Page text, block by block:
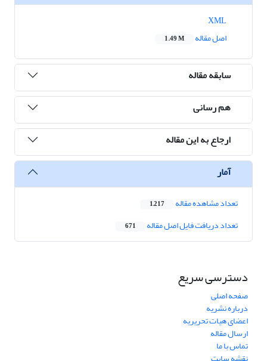
اصل مقاله
1.49 M
سابقه مقاله
هم رسانی
ارجاع به این مقاله
آمار
تعداد مشاهده مقاله 1,217
تعداد دریافت فایل اصل مقاله 671
دسترسی سریع
صفحه اصلی
درباره نشریه
اعضای هیات تحریریه
ارسال مقاله
تماس با ما